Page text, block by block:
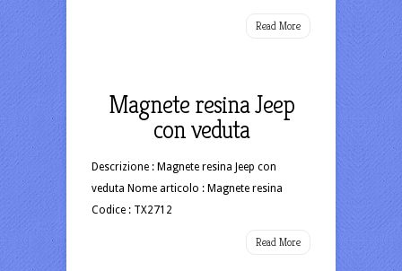
Read More
Magnete resina Jeep
con veduta
Descrizione : Magnete resina Jeep con
veduta Nome articolo : Magnete resina
Codice : TX2712
Read More